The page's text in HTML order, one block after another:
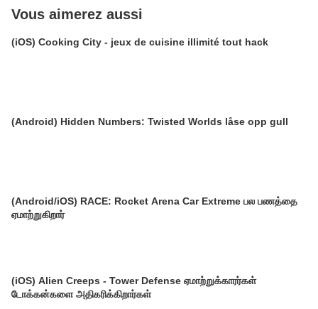
Vous aimerez aussi
(iOS) Cooking City - jeux de cuisine illimité tout hack
(Android) Hidden Numbers: Twisted Worlds låse opp gull
(Android/iOS) RACE: Rocket Arena Car Extreme பல பணத்தை
ஏமாற்றுகிறார்
(iOS) Alien Creeps - Tower Defense ஏமாற்றுக்காரர்கள்
டோக்கன்களை அதிகரிக்கிறார்கள்